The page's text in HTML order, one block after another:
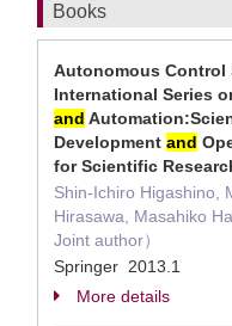
Books
Autonomous Control
International Series
and
Development and
for Scientific
Shin-Ichiro Higashino,
Hirasawa, Masahiko
Joint author）
Springer 2013.1
More details